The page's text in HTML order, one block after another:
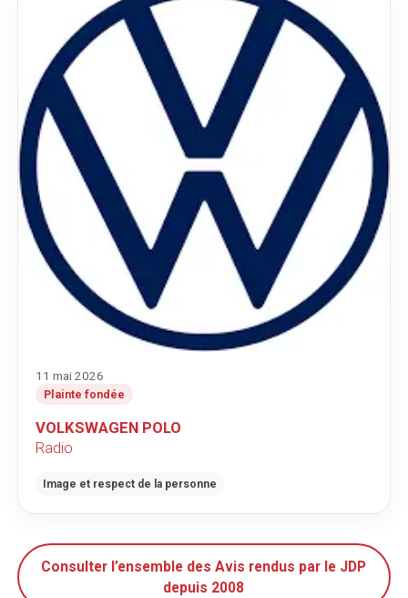
11 mai 2026
Plainte fondée
VOLKSWAGEN POLO
Radio
Image et respect de la personne
Consulter l’ensemble des Avis rendus par le JDP
depuis 2008